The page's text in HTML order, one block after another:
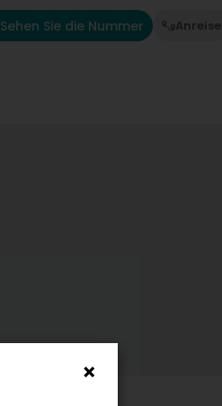
Sehen Sie die Nummer Anreise